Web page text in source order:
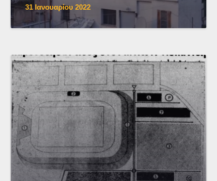
31 Ιανουαρίου 2022